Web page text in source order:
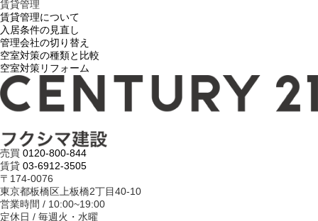
賃貸管理
賃貸管理について
入居条件の見直し
管理会社の切り替え
空室対策の種類と比較
空室対策リフォーム
売買 0120-800-844
賃貸 03-6912-3505
〒174-0076
東京都板橋区上板橋2丁目40-10
営業時間 / 10:00~19:00
定休日 / 毎週火・水曜